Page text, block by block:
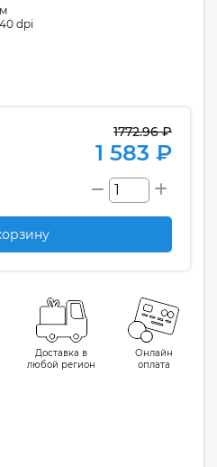
dpi
1772.96 ₽
1 583 ₽
Доставка в
любой регион
Онлайн
оплата